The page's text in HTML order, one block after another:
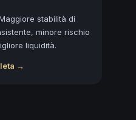
stabilità di
minore rischio
liquidità.
→